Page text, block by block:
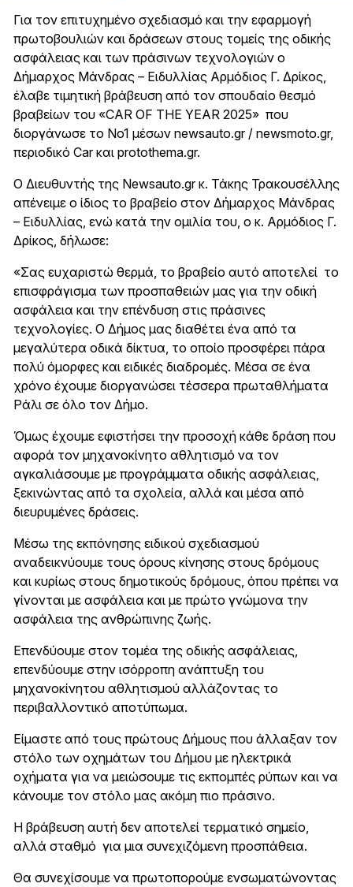
Για τον επιτυχημένο σχεδιασμό και την εφαρμογή
πρωτοβουλιών και δράσεων στους τομείς της οδικής
ασφάλειας και των πράσινων τεχνολογιών ο
Δήμαρχος Μάνδρας – Ειδυλλίας Αρμόδιος Γ. Δρίκος,
έλαβε τιμητική βράβευση από τον σπουδαίο θεσμό
βραβείων του «CAR OF THE YEAR 2025» που
διοργάνωσε το Νο1 μέσων newsauto.gr / newsmoto.gr,
περιοδικό Car και protothema.gr.
Ο Διευθυντής της Newsauto.gr κ. Τάκης Τρακουσέλλης
απένειμε ο ίδιος το βραβείο στον Δήμαρχος Μάνδρας
– Ειδυλλίας, ενώ κατά την ομιλία του, ο κ. Αρμόδιος Γ.
Δρίκος, δήλωσε:
«Σας ευχαριστώ θερμά, το βραβείο αυτό αποτελεί το
επισφράγισμα των προσπαθειών μας για την οδική
ασφάλεια και την επένδυση στις πράσινες
τεχνολογίες. Ο Δήμος μας διαθέτει ένα από τα
μεγαλύτερα οδικά δίκτυα, το οποίο προσφέρει πάρα
πολύ όμορφες και ειδικές διαδρομές. Μέσα σε ένα
χρόνο έχουμε διοργανώσει τέσσερα πρωταθλήματα
Ράλι σε όλο τον Δήμο.
Όμως έχουμε εφιστήσει την προσοχή κάθε δράση που
αφορά τον μηχανοκίνητο αθλητισμό να τον
αγκαλιάσουμε με προγράμματα οδικής ασφάλειας,
ξεκινώντας από τα σχολεία, αλλά και μέσα από
διευρυμένες δράσεις.
Μέσω της εκπόνησης ειδικού σχεδιασμού
αναδεικνύουμε τους όρους κίνησης στους δρόμους
και κυρίως στους δημοτικούς δρόμους, όπου πρέπει να
γίνονται με ασφάλεια και με πρώτο γνώμονα την
ασφάλεια της ανθρώπινης ζωής.
Επενδύουμε στον τομέα της οδικής ασφάλειας,
επενδύουμε στην ισόρροπη ανάπτυξη του
μηχανοκίνητου αθλητισμού αλλάζοντας το
περιβαλλοντικό αποτύπωμα.
Είμαστε από τους πρώτους Δήμους που άλλαξαν τον
στόλο των οχημάτων του Δήμου με ηλεκτρικά
οχήματα για να μειώσουμε τις εκπομπές ρύπων και να
κάνουμε τον στόλο μας ακόμη πιο πράσινο.
Η βράβευση αυτή δεν αποτελεί τερματικό σημείο,
αλλά σταθμό για μια συνεχιζόμενη προσπάθεια.
Θα συνεχίσουμε να πρωτοπορούμε ενσωματώνοντας